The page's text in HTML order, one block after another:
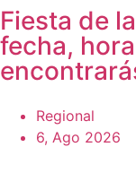
Fiesta de
fecha,
Regional
6, Ago 2026